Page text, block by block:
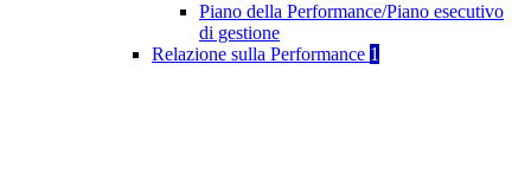
Piano della Performance/Piano esecutivo
di gestione
Relazione sulla Performance 1